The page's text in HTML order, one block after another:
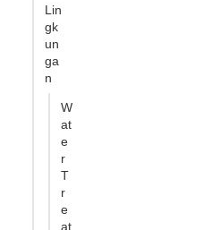
Lin
gk
un
ga
n
W
at
e
r
T
r
e
at